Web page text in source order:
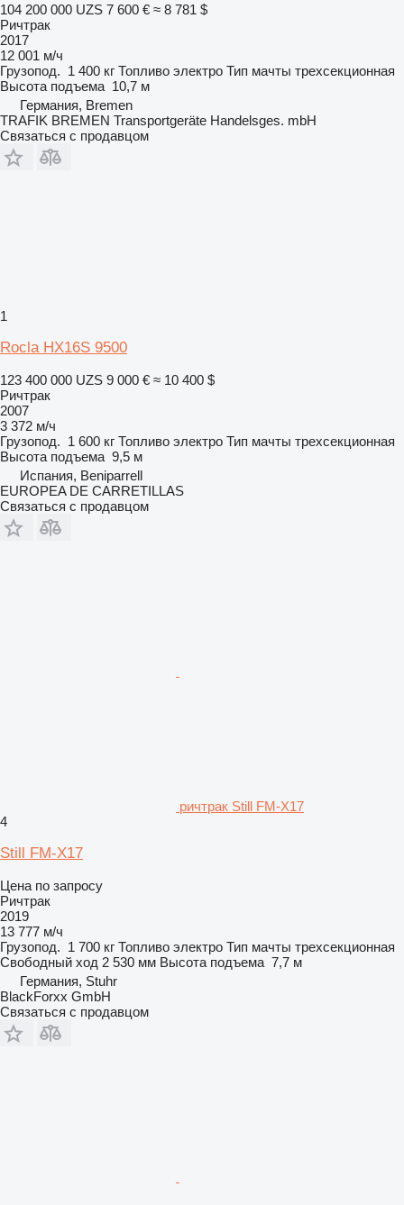
104 200 000 UZS 7 600 € ≈ 8 781 $
Ричтрак
2017
12 001 м/ч
Грузопод. 1 400 кг Топливо электро Тип мачты трехсекционная
Высота подъема 10,7 м
Германия, Bremen
TRAFIK BREMEN Transportgeräte Handelsges. mbH
Связаться с продавцом
1
Rocla HX16S 9500
123 400 000 UZS 9 000 € ≈ 10 400 $
Ричтрак
2007
3 372 м/ч
Грузопод. 1 600 кг Топливо электро Тип мачты трехсекционная
Высота подъема 9,5 м
Испания, Beniparrell
EUROPEA DE CARRETILLAS
Связаться с продавцом
ричтрак Still FM-X17
4
Still FM-X17
Цена по запросу
Ричтрак
2019
13 777 м/ч
Грузопод. 1 700 кг Топливо электро Тип мачты трехсекционная
Свободный ход 2 530 мм Высота подъема 7,7 м
Германия, Stuhr
BlackForxx GmbH
Связаться с продавцом